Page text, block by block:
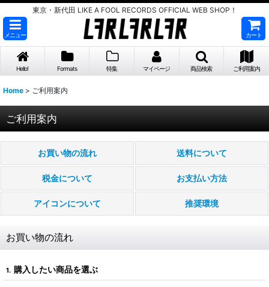
東京・新代田 LIKE A FOOL RECORDS OFFICIAL WEB SHOP！
メニュー カート
Hello! Formats 特集 マイページ 商品検索 ご利用案内
Home > ご利用案内
ご利用案内
お買い物の流れ 送料について
税金について お支払い方法
アイコンについて 推奨環境
お買い物の流れ
1. 購入したい商品を選ぶ